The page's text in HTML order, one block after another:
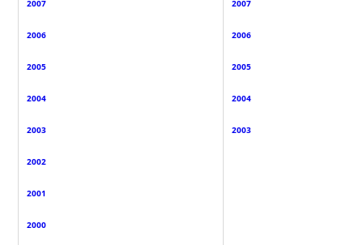
2007
2006
2005
2004
2003
2002
2001
2000
2007
2006
2005
2004
2003